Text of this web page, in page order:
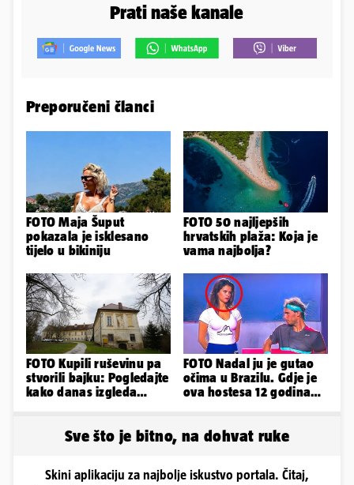
Prati naše kanale
Preporučeni članci
FOTO Maja Šuput
pokazala je isklesano
tijelo u bikiniju
FOTO 50 najljepših
hrvatskih plaža: Koja je
vama najbolja?
FOTO Kupili ruševinu pa
stvorili bajku: Pogledajte
kako danas izgleda
FOTO Nadal ju je gutao
očima u Brazilu. Gdje je
ova hostesa 12 godina
Sve što je bitno, na dohvat ruke
Skini aplikaciju za najbolje iskustvo portala. Čitaj,